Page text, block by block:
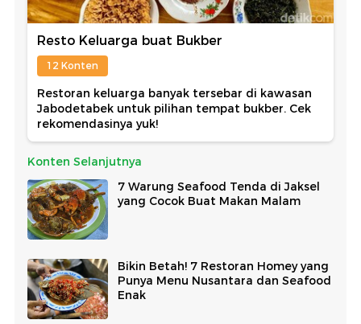
Resto Keluarga buat Bukber
12 Konten
Restoran keluarga banyak tersebar di kawasan
Jabodetabek untuk pilihan tempat bukber. Cek
rekomendasinya yuk!
Konten Selanjutnya
7 Warung Seafood Tenda di Jaksel
yang Cocok Buat Makan Malam
Bikin Betah! 7 Restoran Homey yang
Punya Menu Nusantara dan Seafood
Enak